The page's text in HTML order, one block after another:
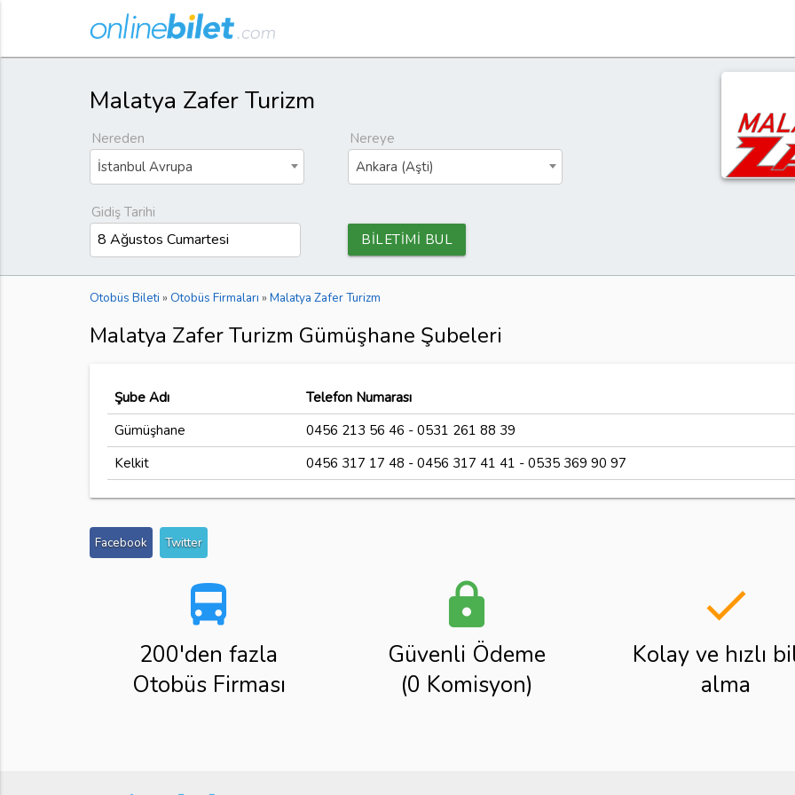
Malatya Zafer Turizm
Nereden
İstanbul Avrupa
Nereye
Ankara (Aşti)
Gidiş Tarihi
BİLETİMİ BUL
Otobüs Bileti » Otobüs Firmaları » Malatya Zafer Turizm
Malatya Zafer Turizm Gümüşhane Şubeleri
Şube Adı
Telefon Numarası
Gümüşhane
0456 213 56 46 - 0531 261 88 39
Kelkit
0456 317 17 48 - 0456 317 41 41 - 0535 369 90 97
Facebook Twitter
directions_bus
200'den fazla
Otobüs Firması
lock
Güvenli Ödeme
(0 Komisyon)
done
Kolay ve hızlı
alma